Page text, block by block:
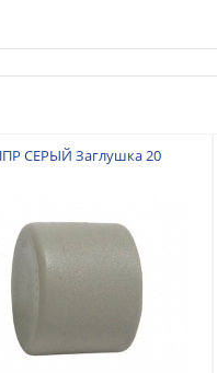
СЕРЫЙ Заглушка 20